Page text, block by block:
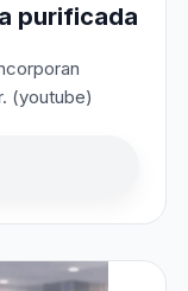
purificada
(youtube)